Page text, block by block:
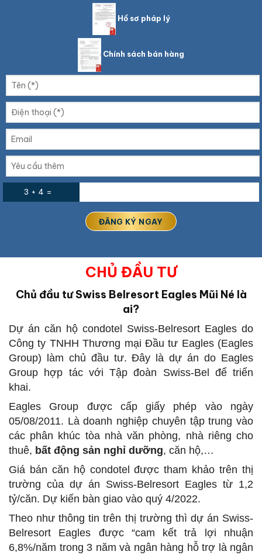
Hồ sơ pháp lý
Chính sách bán hàng
3 + 4 =
CHỦ ĐẦU TƯ
Chủ đầu tư Swiss Belresort Eagles Mũi Né là
ai?
Dự án căn hộ condotel Swiss-Belresort Eagles do
Công ty TNHH Thương mại Đầu tư Eagles (Eagles
Group) làm chủ đầu tư. Đây là dự án do Eagles
Group hợp tác với Tập đoàn Swiss-Bel để triển
khai.
Eagles Group được cấp giấy phép vào ngày
05/08/2011. Là doanh nghiệp chuyên tập trung vào
các phân khúc tòa nhà văn phòng, nhà riêng cho
thuê, bất động sản nghỉ dưỡng, căn hộ,…
Giá bán căn hộ condotel được tham khảo trên thị
trường của dự án Swiss-Belresort Eagles từ 1,2
tỷ/căn. Dự kiến bàn giao vào quý 4/2022.
Theo như thông tin trên thị trường thì dự án Swiss-
Belresort Eagles được “cam kết trả lợi nhuận
6,8%/năm trong 3 năm và ngân hàng hỗ trợ là ngân